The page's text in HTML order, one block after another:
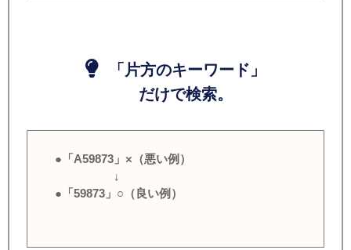
「片方のキーワード」
だけで検索。
●「A59873」×（悪い例）
↓
●「59873」○（良い例）